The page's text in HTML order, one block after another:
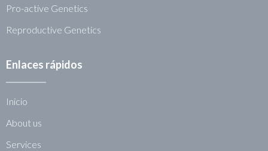
Pro-active Genetics
Reproductive Genetics
Enlaces rápidos
Inicio
About us
Services